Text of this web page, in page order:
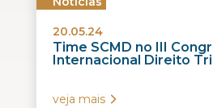
20.05.24
Time SCMD no III
Internacional Direito
veja mais